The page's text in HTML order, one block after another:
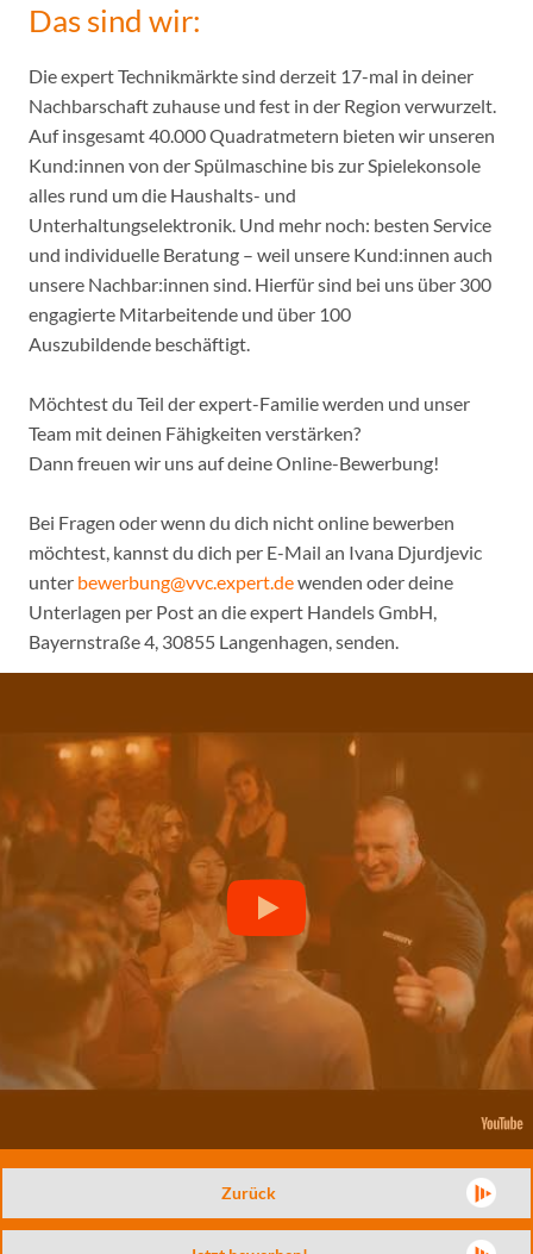
Das sind wir:
Die expert Technikmärkte sind derzeit 17-mal in deiner
Nachbarschaft zuhause und fest in der Region verwurzelt.
Auf insgesamt 40.000 Quadratmetern bieten wir unseren
Kund:innen von der Spülmaschine bis zur Spielekonsole
alles rund um die Haushalts- und
Unterhaltungselektronik. Und mehr noch: besten Service
und individuelle Beratung – weil unsere Kund:innen auch
unsere Nachbar:innen sind. Hierfür sind bei uns über 300
engagierte Mitarbeitende und über 100
Auszubildende beschäftigt.
Möchtest du Teil der expert-Familie werden und unser
Team mit deinen Fähigkeiten verstärken?
Dann freuen wir uns auf deine Online-Bewerbung!
Bei Fragen oder wenn du dich nicht online bewerben
möchtest, kannst du dich per E-Mail an Ivana Djurdjevic
unter bewerbung@vvc.expert.dewenden oder deine
Unterlagen per Post an die expert Handels GmbH,
Bayernstraße 4, 30855 Langenhagen, senden.
Zurück